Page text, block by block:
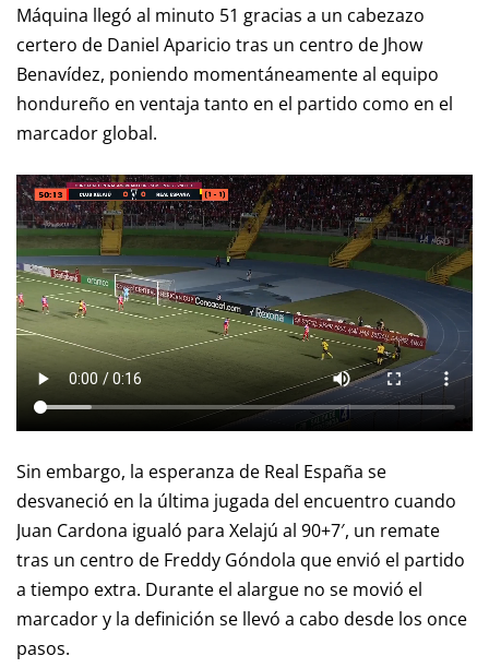
Máquina llegó al minuto 51 gracias a un cabezazo
certero de Daniel Aparicio tras un centro de Jhow
Benavídez, poniendo momentáneamente al equipo
hondureño en ventaja tanto en el partido como en el
marcador global.
Sin embargo, la esperanza de Real España se
desvaneció en la última jugada del encuentro cuando
Juan Cardona igualó para Xelajú al 90+7′, un remate
tras un centro de Freddy Góndola que envió el partido
a tiempo extra. Durante el alargue no se movió el
marcador y la definición se llevó a cabo desde los once
pasos.